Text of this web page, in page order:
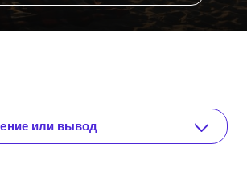
управления временем в балансировании работы и личной жизни
for your relationship
проблемы
решения или идеи
или вывод